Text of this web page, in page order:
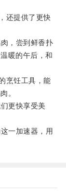
还提供了更快
，尝到鲜香扑
暖的午后，和
烹饪工具，能
。
更快享受美
一加速器，用